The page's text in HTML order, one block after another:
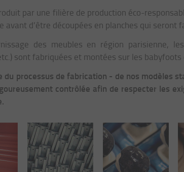
par une filière de production éco-
avant d’être découpées en planches qui seront
des meubles en région parisienne,
sont fabriquées et montées sur les
du processus de fabrication - de nos modèles
contrôlée afin de respecter les